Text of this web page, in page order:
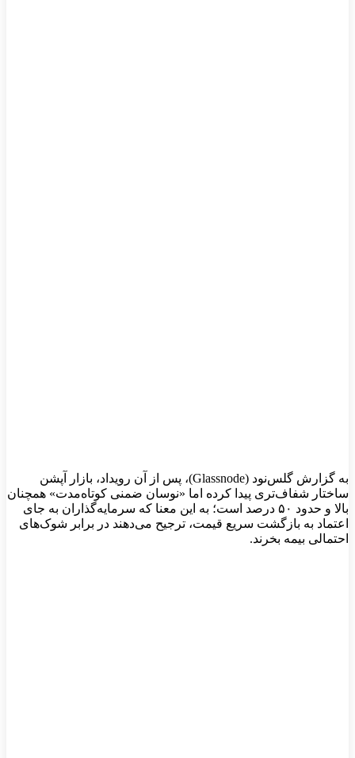
به گزارش گلس‌نود (Glassnode)، پس از آن رویداد، بازار آپشن
ساختار شفاف‌تری پیدا کرده اما «نوسان ضمنی کوتاه‌مدت» همچنان
بالا و حدود ۵۰ درصد است؛ به این معنا که سرمایه‌گذاران به جای
اعتماد به بازگشت سریع قیمت، ترجیح می‌دهند در برابر شوک‌های
احتمالی بیمه بخرند.